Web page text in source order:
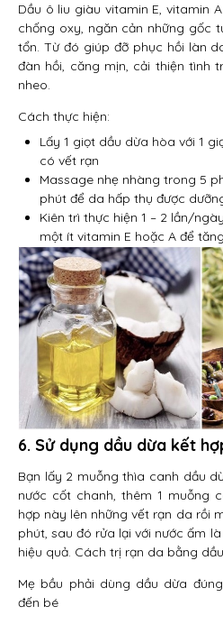
Dầu ô liu giàu vitamin E, vitamin
chống oxy, ngăn cản những gốc
tổn. Từ đó giúp đỡ phục hồi làn
đàn hồi, căng mịn, cải thiện tình
nheo.
Cách thực hiện:
Lấy 1 giọt dầu dừa hòa với 1
có vết rạn
Massage nhẹ nhàng trong 5
phút để da hấp thụ được
Kiên trì thực hiện 1 – 2 lần/
một ít vitamin E hoặc A để
6. Sử dụng dầu dừa kết
Bạn lấy 2 muỗng thìa canh dầu
nước cốt chanh, thêm 1 muỗng
hợp này lên những vết rạn da rồi
phút, sau đó rửa lại với nước ấm
hiệu quả. Cách trị rạn da bằng
Mẹ bầu phải dùng dầu dừa
đến bé